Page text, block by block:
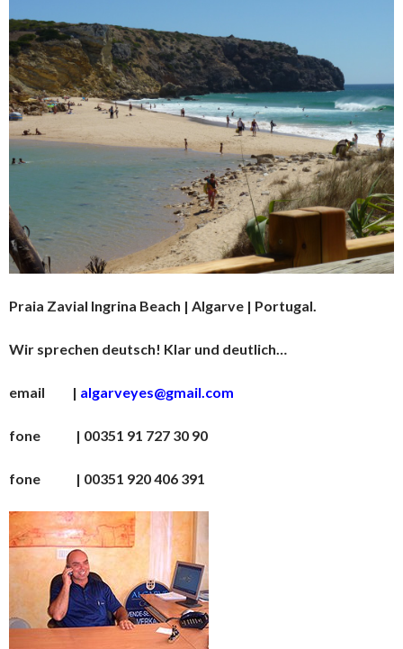
Praia Zavial Ingrina Beach | Algarve | Portugal.
Wir sprechen deutsch! Klar und deutlich…
email | algarveyes@gmail.com
fone | 00351 91 727 30 90
fone | 00351 920 406 391